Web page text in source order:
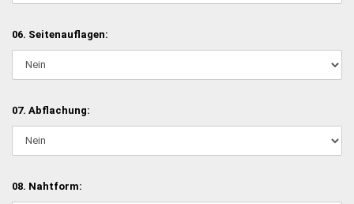
06. Seitenauflagen:
07. Abflachung:
08. Nahtform: